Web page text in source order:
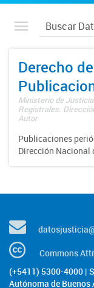
Derecho
Ministerio de
Registrales.
Autor
Publicaciones
Dirección Nacional
Commons
(+5411) 5300-4000 |
Autónoma de Buenos